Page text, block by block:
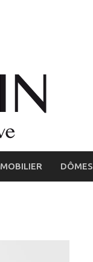
MOBILIER